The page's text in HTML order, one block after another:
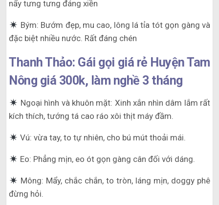
nẩy tưng tưng đáng xiền
Bým: Bướm đẹp, mu cao, lông lá tỉa tót gọn gàng và
đặc biệt nhiều nước. Rất đáng chén
Thanh Thảo: Gái gọi giá rẻ Huyện Tam
Nông giá 300k, làm nghề 3 tháng
Ngoại hình và khuôn mặt: Xinh xắn nhìn dâm lắm rất
kích thích, tướng tá cao ráo xôi thịt máy đầm.
Vú: vừa tay, to tự nhiên, cho bú mút thoải mái.
Eo: Phẳng mịn, eo ót gọn gàng cân đối với dáng.
Mông: Mẩy, chắc chắn, to tròn, láng mịn, doggy phê
đừng hỏi.